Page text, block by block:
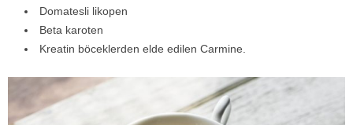
Domatesli likopen
Beta karoten
Kreatin böceklerden elde edilen Carmine.